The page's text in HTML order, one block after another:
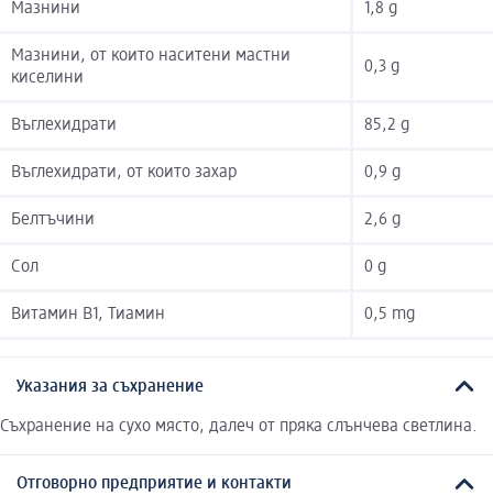
Мазнини 1,8 g
Мазнини, от които наситени мастни
киселини
0,3 g
Въглехидрати 85,2 g
Въглехидрати, от които захар 0,9 g
Белтъчини 2,6 g
Сол 0 g
Витамин B1, Тиамин 0,5 mg
Указания за съхранение
Съхранение на сухо място, далеч от пряка слънчева светлина.
Отговорно предприятие и контакти